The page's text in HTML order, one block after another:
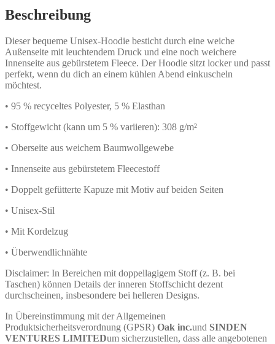
Beschreibung
Dieser bequeme Unisex-Hoodie besticht durch eine weiche
Außenseite mit leuchtendem Druck und eine noch weichere
Innenseite aus gebürstetem Fleece. Der Hoodie sitzt locker und passt
perfekt, wenn du dich an einem kühlen Abend einkuscheln
möchtest.
• 95 % recyceltes Polyester, 5 % Elasthan
• Stoffgewicht (kann um 5 % variieren): 308 g/m²
• Oberseite aus weichem Baumwollgewebe
• Innenseite aus gebürstetem Fleecestoff
• Doppelt gefütterte Kapuze mit Motiv auf beiden Seiten
• Unisex-Stil
• Mit Kordelzug
• Überwendlichnähte
Disclaimer: In Bereichen mit doppellagigem Stoff (z. B. bei
Taschen) können Details der inneren Stoffschicht dezent
durchscheinen, insbesondere bei helleren Designs.
In Übereinstimmung mit der Allgemeinen
Produktsicherheitsverordnung (GPSR) Oak inc.und SINDEN
VENTURES LIMITEDum sicherzustellen, dass alle angebotenen